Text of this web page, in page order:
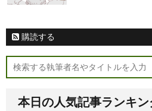
購読する
本日の人気記事ランキン